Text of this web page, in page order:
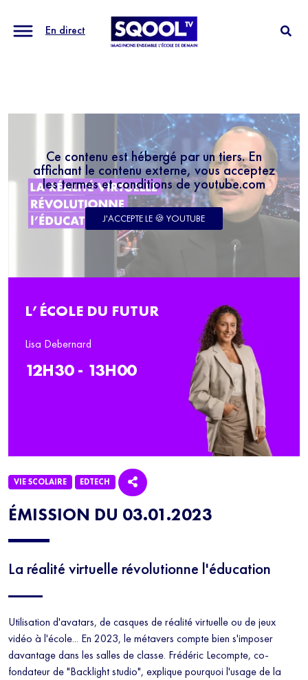
En direct
Ce contenu est hébergé par un tiers. En
affichant le contenu externe, vous acceptez
les termes et conditions de youtube.com
J'ACCEPTE LE 🍪 YOUTUBE
ÉMISSION DU 03.01.2023
La réalité virtuelle révolutionne l'éducation
Utilisation d'avatars, de casques de réalité virtuelle ou de jeux
vidéo à l'école... En 2023, le métavers compte bien s'imposer
davantage dans les salles de classe. Frédéric Lecompte, co-
fondateur de "Backlight studio", explique pourquoi l'usage de la
VIE SCOLAIRE EDTECH
L’ÉCOLE DU FUTUR
Lisa Debernard
12H30 - 13H00